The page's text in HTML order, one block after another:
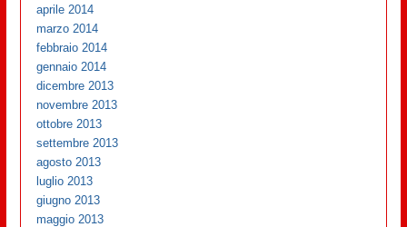
aprile 2014
marzo 2014
febbraio 2014
gennaio 2014
dicembre 2013
novembre 2013
ottobre 2013
settembre 2013
agosto 2013
luglio 2013
giugno 2013
maggio 2013